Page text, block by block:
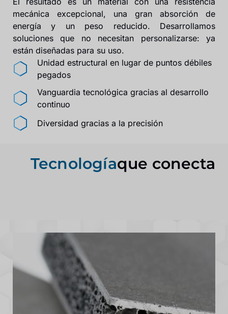
mecánica excepcional, una gran absorción de
energía y un peso reducido. Desarrollamos
soluciones que no necesitan personalizarse: ya
están diseñadas para su uso.
Unidad estructural en lugar de puntos débiles
pegados
Vanguardia tecnológica gracias al desarrollo
continuo
Diversidad gracias a la precisión
Tecnologíaque conecta